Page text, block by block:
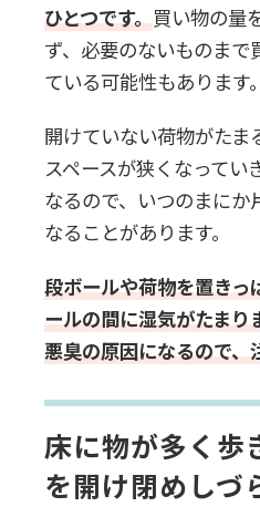
ひとつです。買い物の量
ず、必要のないものまで
ている可能性もあります。
開けていない荷物がたま
スペースが狭くなってい
なるので、いつのまにか
なることがあります。
段ボールや荷物を置きっ
ールの間に湿気がたまり
悪臭の原因になるので、
床に物が多く歩
を開け閉めしづ